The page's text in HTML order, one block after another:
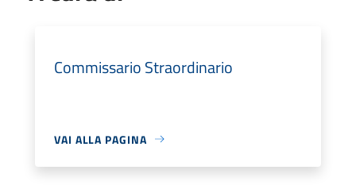
Commissario Straordinario
VAI ALLA PAGINA